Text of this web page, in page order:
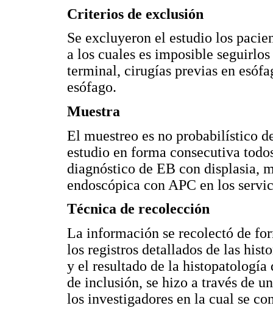
Criterios de exclusión
Se excluyeron el estudio los
a los cuales es imposible
terminal, cirugías previas en
esófago.
Muestra
El muestreo es no probabilístico
estudio en forma consecutiva
diagnóstico de EB con displasia,
endoscópica con APC en los
Técnica de recolección
La información se recolectó de
los registros detallados de las
y el resultado de la
de inclusión, se hizo a través de
los investigadores en la cual se